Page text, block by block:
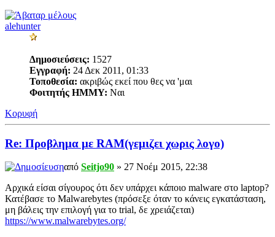
alehunter
Δημοσιεύσεις: 1527
Εγγραφή: 24 Δεκ 2011, 01:33
Τοποθεσία: ακριβώς εκεί που θες να 'μαι
Φοιτητής ΗΜΜΥ: Ναι
Κορυφή
Re: Προβλημα με RAM(γεμιζει χωρις λογο)
από Seitjo90 » 27 Νοέμ 2015, 22:38
Αρχικά είσαι σίγουρος ότι δεν υπάρχει κάποιο malware στο laptop?
Κατέβασε το Malwarebytes (πρόσεξε όταν το κάνεις εγκατάσταση,
μη βάλεις την επιλογή για το trial, δε χρειάζεται)
https://www.malwarebytes.org/